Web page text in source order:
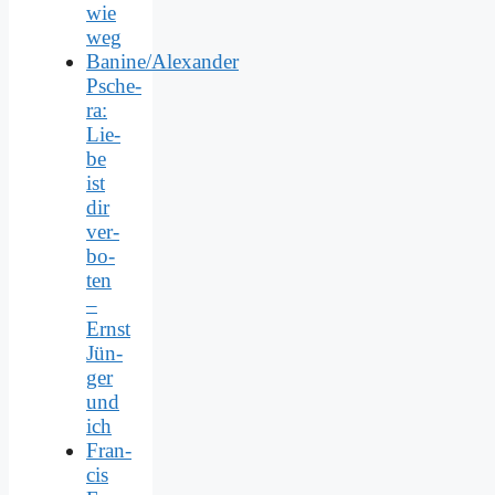
wie
weg
Banine/Alexander
Psche­
ra:
Lie­
be
ist
dir
ver­
bo­
ten
–
Ernst
Jün­
ger
und
ich
Fran­
cis